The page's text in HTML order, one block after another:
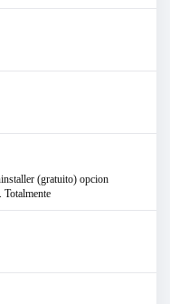
(gratuito) opcion
Totalmente